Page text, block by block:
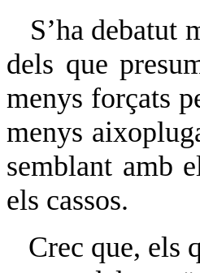
S’ha debatut
dels que
menys forçats
menys
semblant amb
els cassos.
Crec que, els